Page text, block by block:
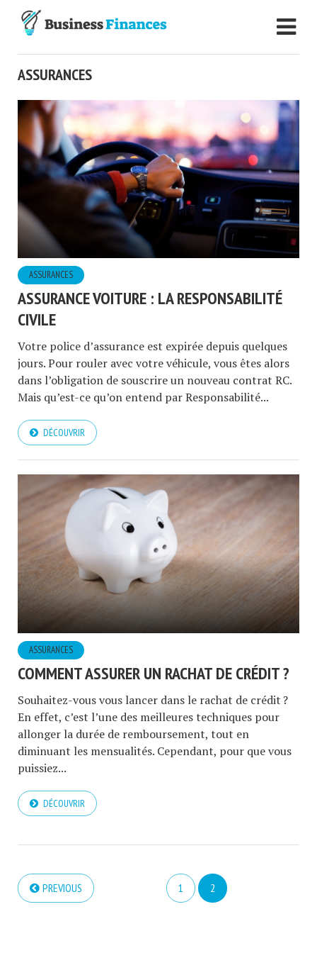
ASSURANCES
ASSURANCES
ASSURANCE VOITURE : LA RESPONSABILITÉ
CIVILE
Votre police d’assurance est expirée depuis quelques
jours. Pour rouler avec votre véhicule, vous êtes alors
dans l’obligation de souscrire un nouveau contrat RC.
Mais qu’est-ce qu’on entend par Responsabilité...
DÉCOUVRIR
ASSURANCES
COMMENT ASSURER UN RACHAT DE CRÉDIT ?
Souhaitez-vous vous lancer dans le rachat de crédit ?
En effet, c’est l’une des meilleures techniques pour
allonger la durée de remboursement, tout en
diminuant les mensualités. Cependant, pour que vous
puissiez...
DÉCOUVRIR
PREVIOUS 1 2